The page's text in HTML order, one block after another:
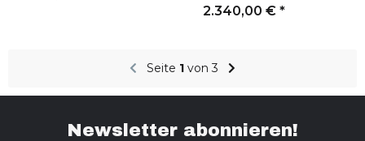
2.340,00 € *
Seite 1 von 3
Newsletter abonnieren!